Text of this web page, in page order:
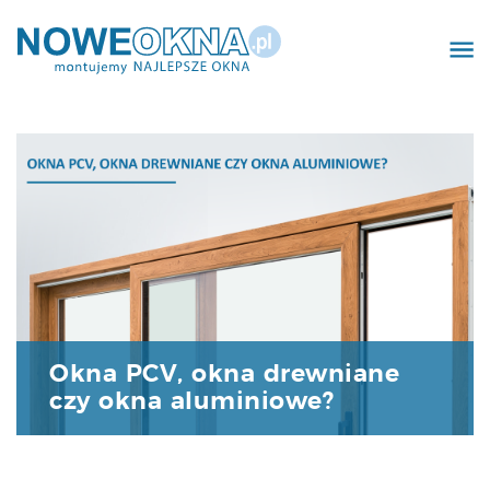
Kontakt
Okna PCV, okna drewniane
czy okna aluminiowe?